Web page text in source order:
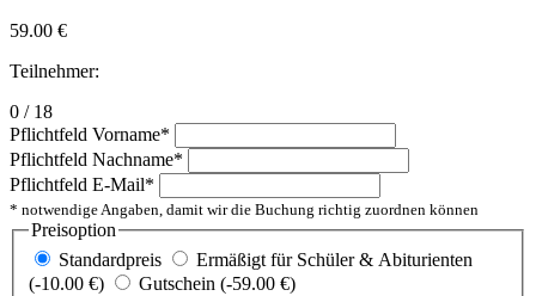
59.00 €
Teilnehmer:
0 / 18
Pflichtfeld Vorname*
Pflichtfeld Nachname*
Pflichtfeld E-Mail*
* notwendige Angaben, damit wir die Buchung richtig zuordnen können
Preisoption
Standardpreis
Ermäßigt für Schüler & Abiturienten
(-10.00 €)
Gutschein (-59.00 €)